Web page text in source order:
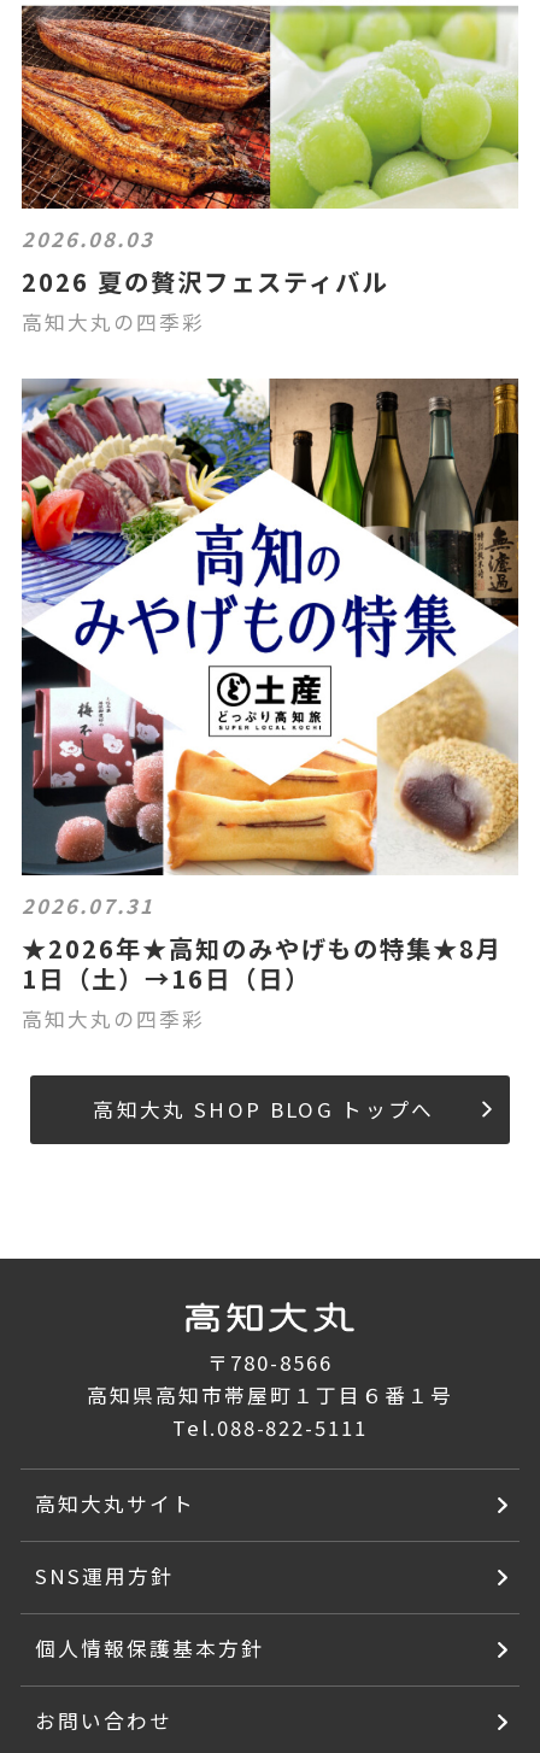
2026.08.03
2026 夏の贅沢フェスティバル
高知大丸の四季彩
2026.07.31
★2026年★高知のみやげもの特集★8月
1日（土）→16日（日）
高知大丸の四季彩
高知大丸 SHOP BLOG トップへ
〒780-8566
高知県高知市帯屋町１丁目６番１号
Tel.088-822-5111
高知大丸サイト
SNS運用方針
個人情報保護基本方針
お問い合わせ